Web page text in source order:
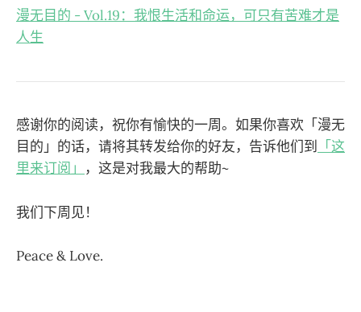
漫无目的 - Vol.19：我恨生活和命运，可只有苦难才是
人生
感谢你的阅读，祝你有愉快的一周。如果你喜欢「漫无
目的」的话，请将其转发给你的好友，告诉他们到 「这
里来订阅」
，这是对我最大的帮助~
我们下周见！
Peace & Love.